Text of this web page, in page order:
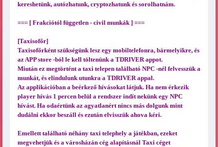
kereshetünk, autózhatunk, cryptozhatunk és sorolhatnám.
=== [ Frakciótól független - civil munkák ] ===
[Taxisofőr]
Taxisofőrként szükségünk lesz egy mobiltelefonra, bármelyikre, és
az APP store -ból le kell töltenünk a TDRIVER appot.
Miután ez megtörtént a taxi telepen található NPC -nél felvesszük a
munkát, és elindulunk utunkra a TDRIVER appal.
Az applikációban a beérkező hívásokat látjuk. Ha nem érkezik
player hívás 1 percen belül a rendszer indít nekünk egy NPC
hívást. Ha odaértünk az agyatlanért nincs más dolgunk mint
dudálni ekkor beszáll és ezután elvisszük ahova kéri.
Emellett található néhány taxi telephely a játékban, ezeket
megvehetjük és a városházán cég alapításnál Taxi céget